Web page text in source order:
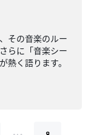
その音楽のルー
らに「音楽シー
熱く語ります。
…